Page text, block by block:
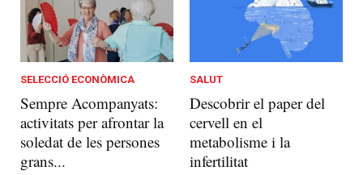
SELECCIÓ ECONÒMICA
Sempre Acompanyats:
activitats per afrontar la
soledat de les persones
grans...
SALUT
Descobrir el paper del
cervell en el
metabolisme i la
infertilitat